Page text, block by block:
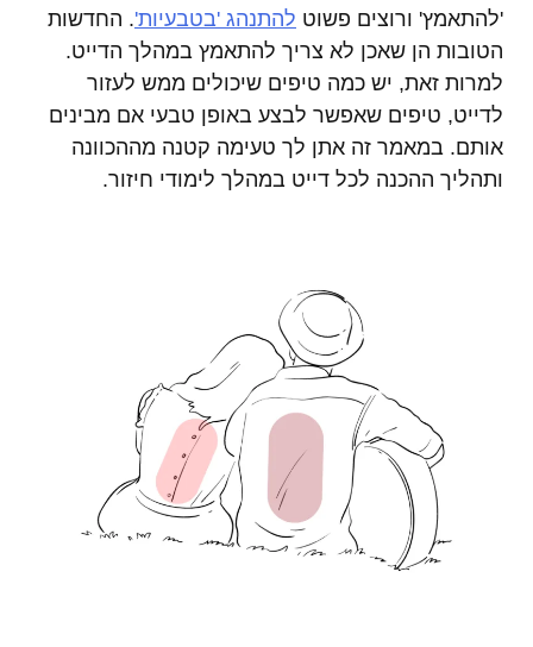
'להתאמץ' ורוצים פשוט להתנהג 'בטבעיות'. החדשות
הטובות הן שאכן לא צריך להתאמץ במהלך הדייט.
למרות זאת, יש כמה טיפים שיכולים ממש לעזור
לדייט, טיפים שאפשר לבצע באופן טבעי אם מבינים
אותם. במאמר זה אתן לך טעימה קטנה מההכוונה
ותהליך ההכנה לכל דייט במהלך לימודי חיזור.